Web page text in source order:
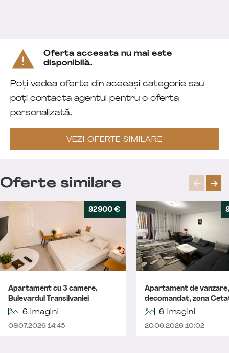
Oferta accesata nu mai este
disponibilă.
Poți vedea oferte din aceeași categorie sau
poți contacta agentul pentru o oferta
personalizată.
VEZI OFERTE SIMILARE
Oferte similare
92900 €
Apartament cu 3 camere,
Bulevardul Transilvaniei
6 imagini
09.07.2026 14:45
Apartament de
decomandat, zona
6 imagini
20.06.2026 10:02